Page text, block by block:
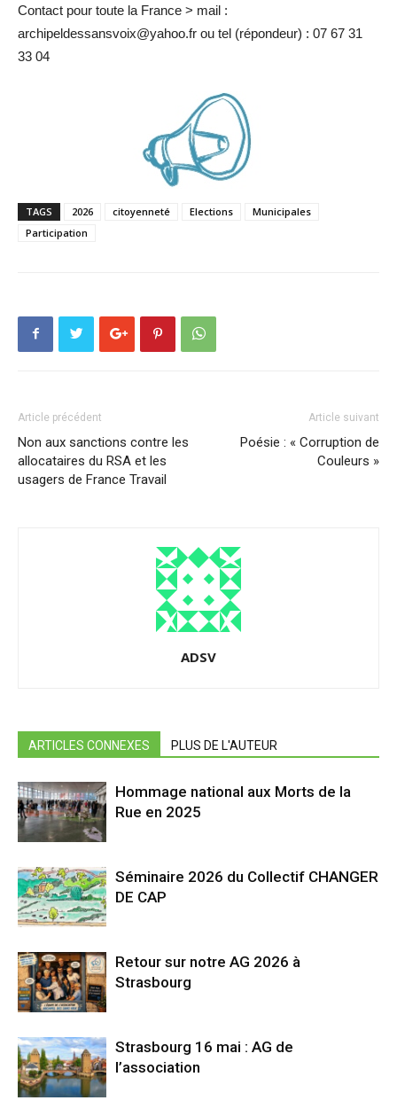
Contact pour toute la France > mail :
archipeldessansvoix@yahoo.fr ou tel (répondeur) : 07 67 31
33 04
TAGS 2026 citoyenneté Elections
Municipales
Participation
Article précédent
Non aux sanctions contre les
allocataires du RSA et les
usagers de France Travail
Article suivant
Poésie : « Corruption de
Couleurs »
ADSV
ARTICLES CONNEXES PLUS DE L'AUTEUR
Hommage national aux Morts de la
Rue en 2025
Séminaire 2026 du Collectif CHANGER
DE CAP
Retour sur notre AG 2026 à
Strasbourg
Strasbourg 16 mai : AG de
l’association